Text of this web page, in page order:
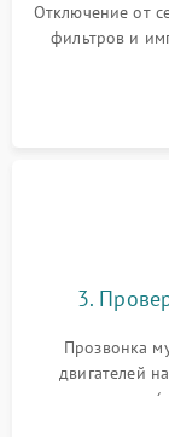
Отключение от
фильтров и
3.
Прозвонка
двигателей
прессостата
концевика